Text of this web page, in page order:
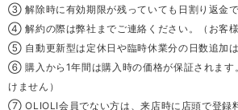
③ 解除時に有効期限が残っていても日割り返金で
④ 解約の際は弊社までご連絡ください。（お客様
⑤ 自動更新型は定休日や臨時休業分の日数追加は
⑥ 購入から1年間は購入時の価格が保証されます
けません）
⑦ OLIOLI会員でない方は、来店時に店頭で登録